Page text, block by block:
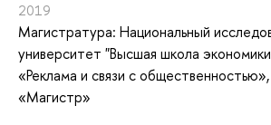
2019
Магистратура: Национальный
университет "Высшая школа
«Реклама и связи с
«Магистр»